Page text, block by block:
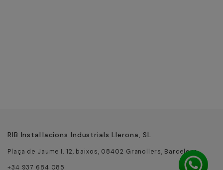
RIB Instal·lacions Industrials Llerona, SL
Plaça de Jaume I, 12, baixos, 08402 Granollers, Barcelona
+34 937 684 085